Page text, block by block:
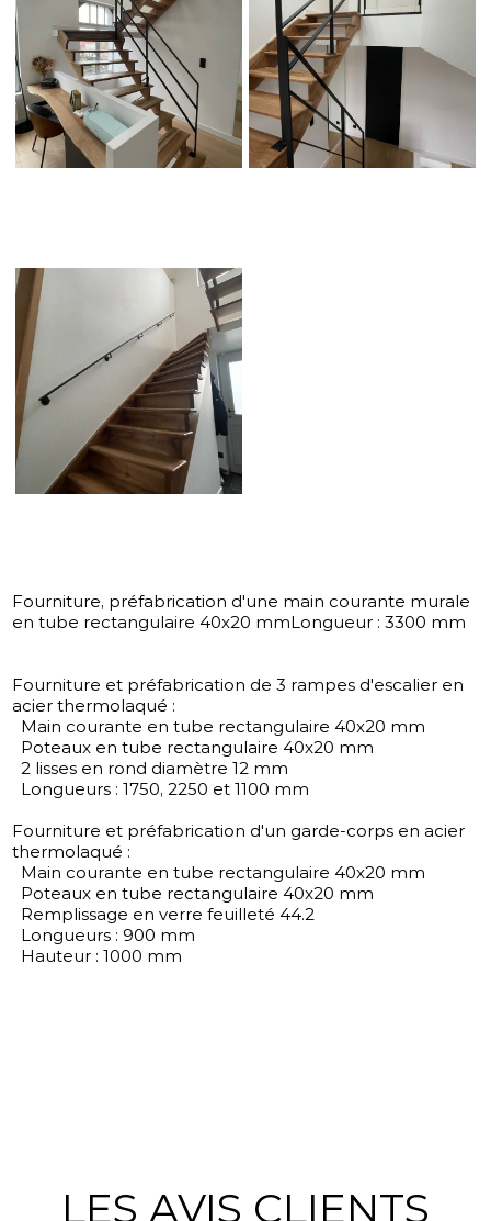
Fourniture, préfabrication d'une main courante murale
en tube rectangulaire 40x20 mmLongueur : 3300 mm
Fourniture et préfabrication de 3 rampes d'escalier en
acier thermolaqué :
Main courante en tube rectangulaire 40x20 mm
Poteaux en tube rectangulaire 40x20 mm
2 lisses en rond diamètre 12 mm
Longueurs : 1750, 2250 et 1100 mm
Fourniture et préfabrication d'un garde-corps en acier
thermolaqué :
Main courante en tube rectangulaire 40x20 mm
Poteaux en tube rectangulaire 40x20 mm
Remplissage en verre feuilleté 44.2
Longueurs : 900 mm
Hauteur : 1000 mm
LES AVIS CLIENTS